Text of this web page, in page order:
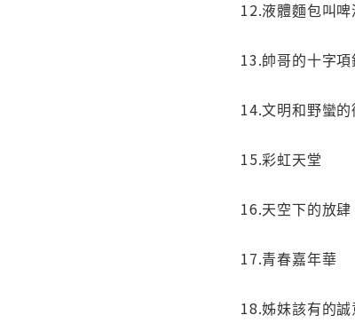
12.液體麵包叫啤
13.帥哥的十字項
14.文明和野蠻
15.彩虹天堂
16.天空下的放肆
17.青春嘉年華
18.姊妹該有的誠